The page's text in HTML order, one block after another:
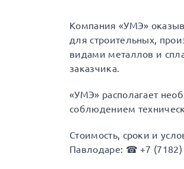
Компания «УМЭ»
для строительных,
видами металлов и
заказчика.
«УМЭ» располагает
соблюдением
Стоимость, сроки и
Павлодаре: ☎ +7 (7182)